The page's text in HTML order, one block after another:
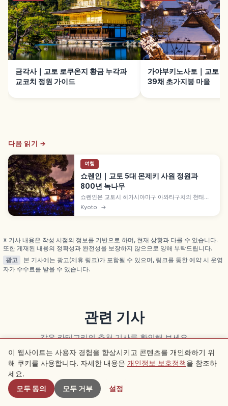
금각사｜교토 로쿠온지 황금 누각과
교코치 정원 가이드
가야부키노사토｜교토
39채 초가지붕 마을
다음 읽기 →
여행
쇼렌인｜교토 5대 몬제키 사원 정원과
800년 녹나무
쇼렌인은 교토시 히가시야마구 아와타구치의 천태종
사원으로, 산젠인·묘호인과 함께 천태종 삼몬제키이자
교토 5대 문적 사원 중 하나입니다. 소아미 작 류신치
Kyoto →
※ 기사 내용은 작성 시점의 정보를 기반으로 하며, 현재 상황과 다를 수 있습니다.
또한 게재된 내용의 정확성과 완전성을 보장하지 않으므로 양해 부탁드립니다.
광고
본 기사에는 광고(제휴 링크)가 포함될 수 있으며, 링크를 통한 예약 시 운영
자가 수수료를 받을 수 있습니다.
관련 기사
같은 카테고리의 추천 기사를 확인해 보세요
근처 스팟
이 웹사이트는 사용자 경험을 향상시키고 콘텐츠를 개인화하기 위
해 쿠키를 사용합니다. 자세한 내용은 개인정보 보호정책을 참조하
세요.
모두 동의
모두 거부 설정